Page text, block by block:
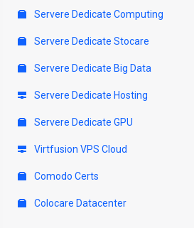
Servere Dedicate Computing
Servere Dedicate Stocare
Servere Dedicate Big Data
Servere Dedicate Hosting
Servere Dedicate GPU
Virtfusion VPS Cloud
Comodo Certs
Colocare Datacenter